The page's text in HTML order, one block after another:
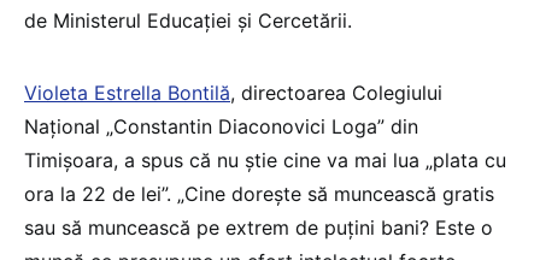
de Ministerul Educației și Cercetării.
Violeta Estrella Bontilă, directoarea Colegiului
Național „Constantin Diaconovici Loga” din
Timișoara, a spus că nu știe cine va mai lua „plata cu
ora la 22 de lei”. „Cine dorește să muncească gratis
sau să muncească pe extrem de puțini bani? Este o